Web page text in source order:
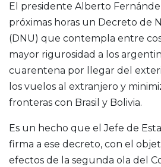
El presidente Alberto
próximas horas un Decreto de
(DNU) que contempla entre
mayor rigurosidad a los
cuarentena por llegar del
los vuelos al extranjero y
fronteras con Brasil y Bolivia.
Es un hecho que el Jefe de
firma a ese decreto, con el
efectos de la segunda ola del